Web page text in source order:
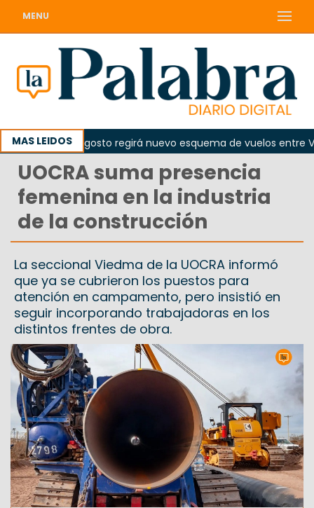
MENU
MAS LEIDOS
el 10 de agosto regirá nuevo esquema de vuelos entre
UOCRA suma presencia
femenina en la industria
de la construcción
La seccional Viedma de la UOCRA informó
que ya se cubrieron los puestos para
atención en campamento, pero insistió en
seguir incorporando trabajadoras en los
distintos frentes de obra.